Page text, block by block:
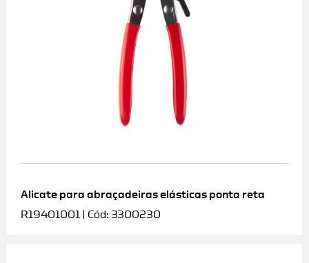
Alicate para abraçadeiras elásticas ponta reta
R19401001 | Cód: 3300230